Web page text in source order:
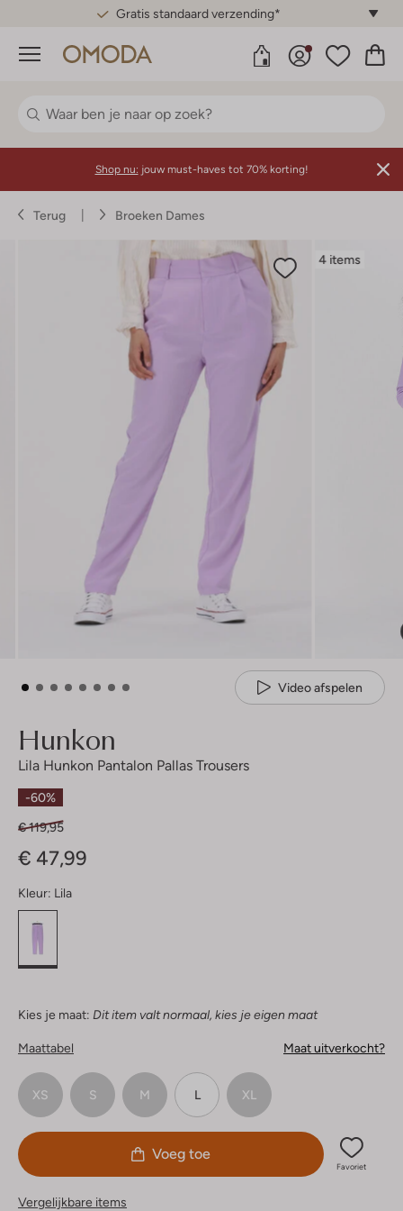
Gratis standaard verzending*
Menu
Shop nu: jouw must-haves tot 70% korting!
Terug Broeken Dames
4 items
Video afspelen
Hunkon
Lila Hunkon Pantalon Pallas Trousers
-60%
€ 119,95
€ 47,99
Kleur: Lila
Kies je maat: Dit item valt normaal, kies je eigen maat
Maattabel Maat uitverkocht?
XS S M L XL
Voeg toe
Favoriet
Vergelijkbare items